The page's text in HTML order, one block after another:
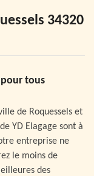
34320
pour tous
de Roquessels et
YD Elagage sont à
entreprise ne
le moins de
des